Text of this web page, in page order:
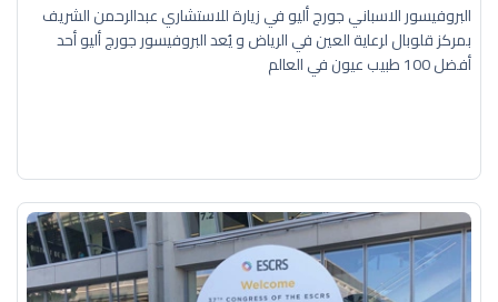
البروفيسور الاسباني جورج أليو في زيارة للاستشاري عبدالرحمن الشريف
بمركز قلوبال لرعاية العين في الرياض و يُعد البروفيسور جورج أليو أحد
أفضل 100 طبيب عيون في العالم